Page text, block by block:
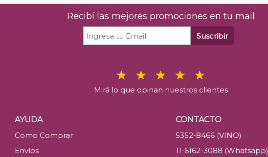
Recibí las mejores promociones en tu mail
Suscribir
Mirá lo que opinan nuestros clientes
AYUDA
Como Comprar
Envíos
CONTACTO
5352-8466 (VINO)
11-6162-3088 (Whatsapp)